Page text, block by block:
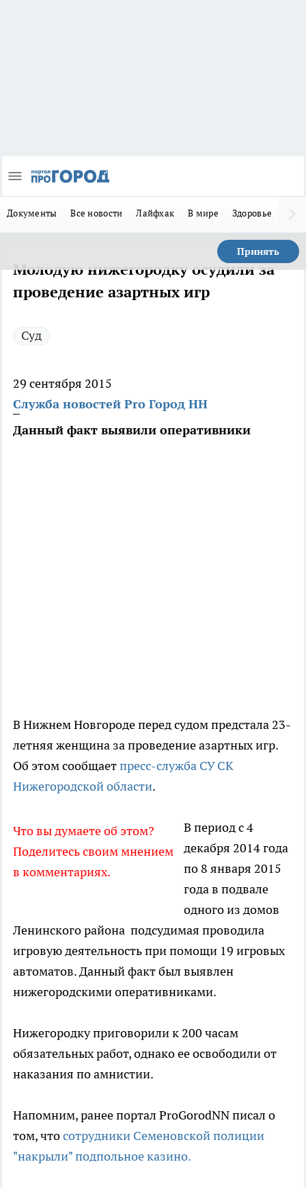
Документы Все новости Лайфхак В мире Здоровье
Принять
Молодую нижегородку осудили за
проведение азартных игр
Суд
29 сентября 2015
Служба новостей Pro Город НН
Данный факт выявили оперативники
В Нижнем Новгороде перед судом предстала 23-
летняя женщина за проведение азартных игр.
Об этом сообщаетпресс-служба СУ СК
Нижегородской области.
Что вы думаете об этом?
Поделитесь своим мнением
в комментариях.
В период с 4
декабря 2014 года
по 8 января 2015
года в подвале
одного из домов
Ленинского района подсудимая проводила
игровую деятельность при помощи 19 игровых
автоматов. Данный факт был выявлен
нижегородскими оперативниками.
Нижегородку приговорили к 200 часам
обязательных работ, однако ее освободили от
наказания по амнистии.
Напомним, ранее портал ProGorodNN писал о
том, чтосотрудники Семеновской полиции
"накрыли" подпольное казино.